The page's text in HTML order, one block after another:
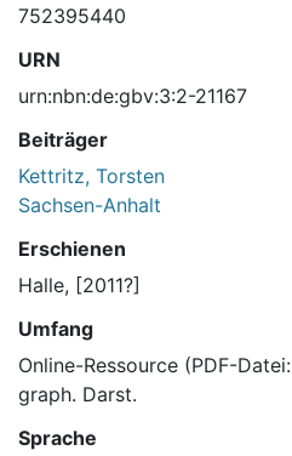
752395440
URN
urn:nbn:de:gbv:3:2-21167
Beiträger
Kettritz, Torsten
Sachsen-Anhalt
Erschienen
Halle, [2011?]
Umfang
Online-Ressource (PDF-
graph. Darst.
Sprache